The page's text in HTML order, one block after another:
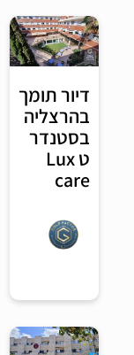
דיור תומך
בהרצליה
בסטנדר
ט Lux
care